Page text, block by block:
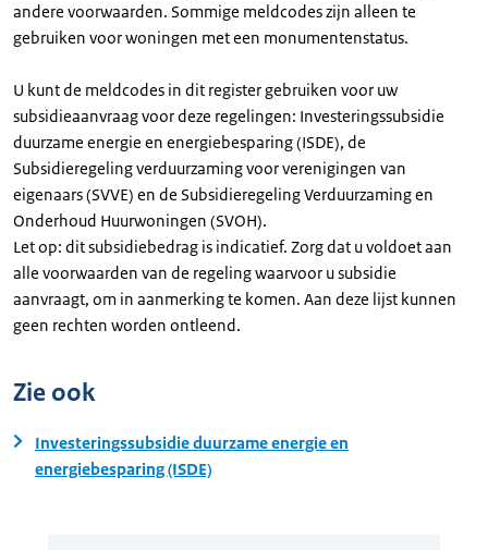
andere voorwaarden. Sommige meldcodes zijn alleen te
gebruiken voor woningen met een monumentenstatus.
U kunt de meldcodes in dit register gebruiken voor uw
subsidieaanvraag voor deze regelingen: Investeringssubsidie
duurzame energie en energiebesparing (ISDE), de
Subsidieregeling verduurzaming voor verenigingen van
eigenaars (SVVE) en de Subsidieregeling Verduurzaming en
Onderhoud Huurwoningen (SVOH).
Let op: dit subsidiebedrag is indicatief. Zorg dat u voldoet aan
alle voorwaarden van de regeling waarvoor u subsidie
aanvraagt, om in aanmerking te komen. Aan deze lijst kunnen
geen rechten worden ontleend.
Zie ook
Investeringssubsidie duurzame energie en
energiebesparing (ISDE)